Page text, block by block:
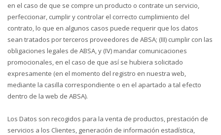
en el caso de que se compre un producto o contrate un servicio,
perfeccionar, cumplir y controlar el correcto cumplimiento del
contrato, lo que en algunos casos puede requerir que los datos
sean tratados por terceros proveedores de ABSA; (III) cumplir con las
obligaciones legales de ABSA, y (IV) mandar comunicaciones
promocionales, en el caso de que así se hubiera solicitado
expresamente (en el momento del registro en nuestra web,
mediante la casilla correspondiente o en el apartado a tal efecto
dentro de la web de ABSA).
Los Datos son recogidos para la venta de productos, prestación de
servicios a los Clientes, generación de información estadística,